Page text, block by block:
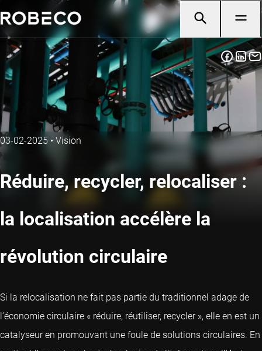
03-02-2025 • Vision
Réduire, recycler, relocaliser :
la localisation accélère la
révolution circulaire
Si la relocalisation ne fait pas partie du traditionnel adage de
l’économie circulaire « réduire, réutiliser, recycler », elle en est un
catalyseur en promouvant une foule de solutions circulaires. En